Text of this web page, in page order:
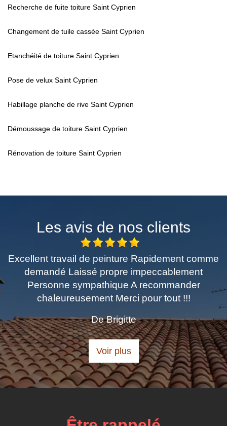
Recherche de fuite toiture Saint Cyprien
Changement de tuile cassée Saint Cyprien
Etanchéité de toiture Saint Cyprien
Pose de velux Saint Cyprien
Habillage planche de rive Saint Cyprien
Démoussage de toiture Saint Cyprien
Rénovation de toiture Saint Cyprien
Les avis de nos clients
Excellent travail de peinture Rapidement comme
demandé Laissé propre impeccablement
Personne sympathique A recommander
chaleureusement Merci pour tout !!!
De Brigitte
Voir plus